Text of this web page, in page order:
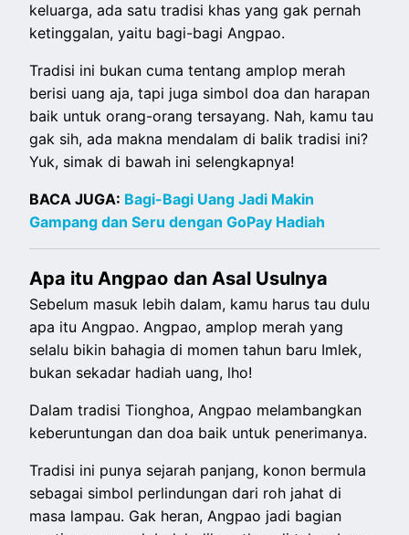
keluarga, ada satu tradisi khas yang gak pernah
ketinggalan, yaitu bagi-bagi Angpao.
Tradisi ini bukan cuma tentang amplop merah
berisi uang aja, tapi juga simbol doa dan harapan
baik untuk orang-orang tersayang. Nah, kamu tau
gak sih, ada makna mendalam di balik tradisi ini?
Yuk, simak di bawah ini selengkapnya!
BACA JUGA: Bagi-Bagi Uang Jadi Makin
Gampang dan Seru dengan GoPay Hadiah
Apa itu Angpao dan Asal Usulnya
Sebelum masuk lebih dalam, kamu harus tau dulu
apa itu Angpao. Angpao, amplop merah yang
selalu bikin bahagia di momen tahun baru Imlek,
bukan sekadar hadiah uang, lho!
Dalam tradisi Tionghoa, Angpao melambangkan
keberuntungan dan doa baik untuk penerimanya.
Tradisi ini punya sejarah panjang, konon bermula
sebagai simbol perlindungan dari roh jahat di
masa lampau. Gak heran, Angpao jadi bagian